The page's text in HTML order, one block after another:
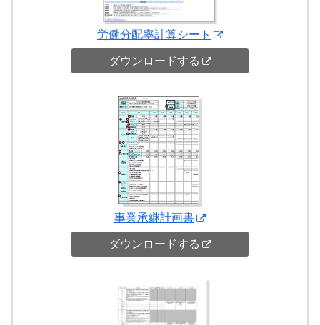
労働分配率計算シート
ダウンロードする
事業承継計画書
ダウンロードする